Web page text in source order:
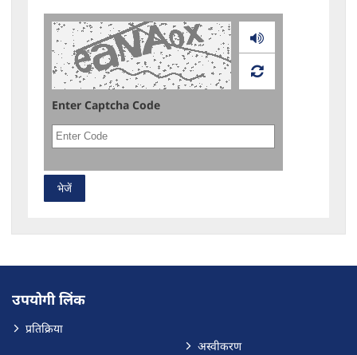
Audio
Enter Captcha Code
उपयोगी लिंक
प्रतिक्रिया
अस्वीकरण